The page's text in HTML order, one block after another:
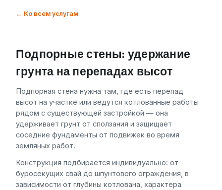
← Ко всем услугам
Подпорные стены: удержание
грунта на перепадах высот
Подпорная стена нужна там, где есть перепад
высот на участке или ведутся котлованные работы
рядом с существующей застройкой — она
удерживает грунт от сползания и защищает
соседние фундаменты от подвижек во время
земляных работ.
Конструкция подбирается индивидуально: от
буросекущих свай до шпунтового ограждения, в
зависимости от глубины котлована, характера